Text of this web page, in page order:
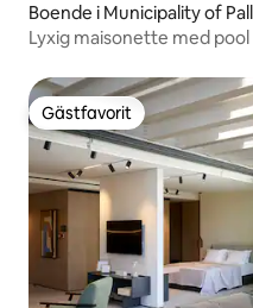
Boende i Municipality of
Lyxig maisonette med pool
Gästfavorit
Gästfavorit